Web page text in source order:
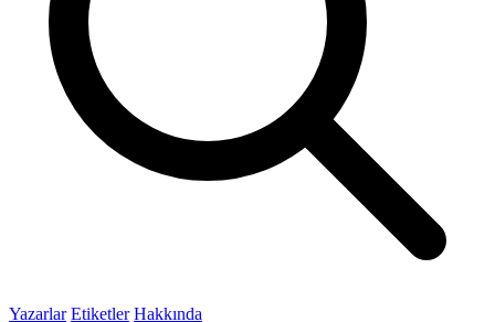
Yazarlar Etiketler Hakkında